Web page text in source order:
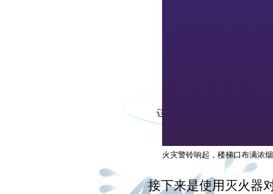
火灾警铃响起，楼梯口布满浓
接下来是使用灭火器